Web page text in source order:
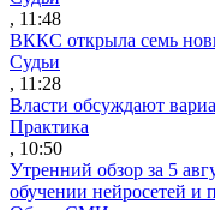
, 11:48
ВККС открыла семь
Судьи
, 11:28
Власти обсуждают
Практика
, 10:50
Утренний обзор за 5
обучении нейросетей